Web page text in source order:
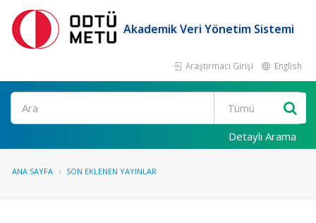
Akademik Veri Yönetim Sistemi
Araştırmacı Girişi English
Ara
Detaylı Arama
ANA SAYFA SON EKLENEN YAYINLAR